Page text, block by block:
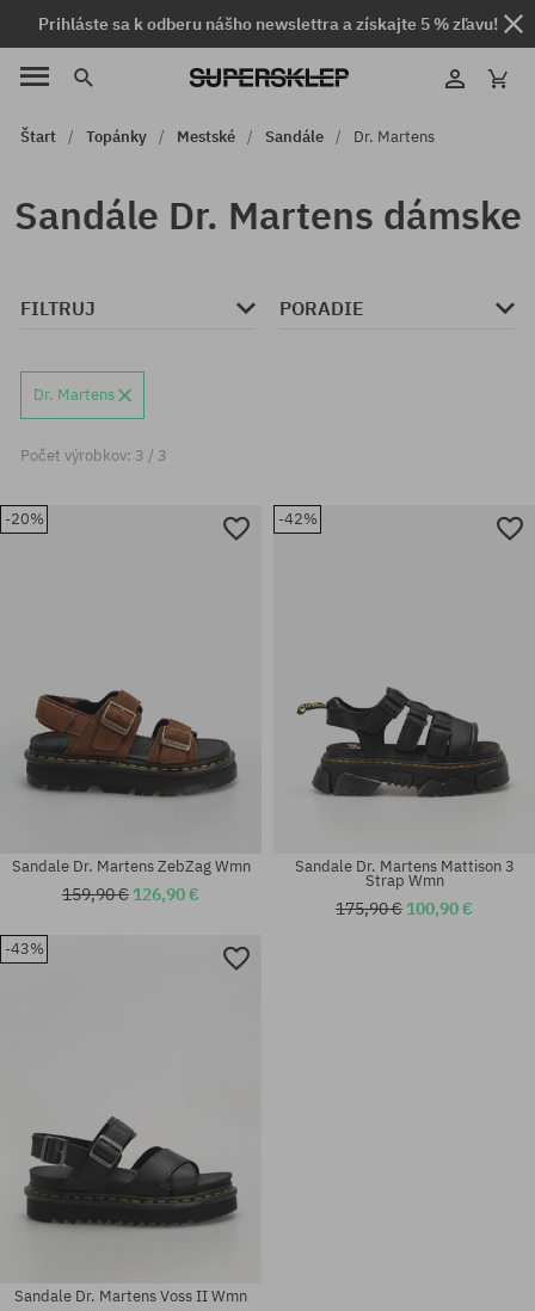
Prihláste sa k odberu nášho newslettra a získajte 5 % zľavu!
Štart Topánky Mestské Sandále Dr. Martens
Sandále Dr. Martens dámske
FILTRUJ PORADIE
Dr. Martens
Počet výrobkov: 3 / 3
-20%
Sandale Dr. Martens ZebZag Wmn
159,90 € 126,90 €
-42%
Sandale Dr. Martens Mattison 3
Strap Wmn
175,90 € 100,90 €
-43%
Sandale Dr. Martens Voss II Wmn